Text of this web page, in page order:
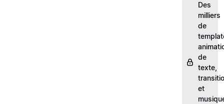
Des
milliers
de
de
texte,
et